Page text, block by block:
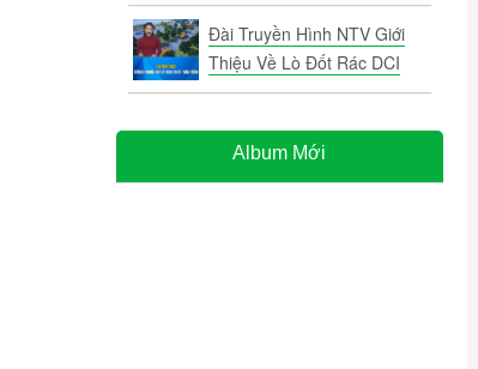
Đài Truyền Hình NTV Giới
Thiệu Về Lò Đốt Rác DCI
Album Mới